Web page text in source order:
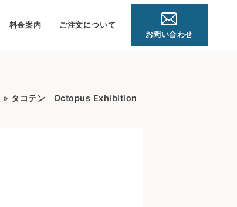
料金案内
ご注文について
お問い合わせ
» タコテン Octopus Exhibition